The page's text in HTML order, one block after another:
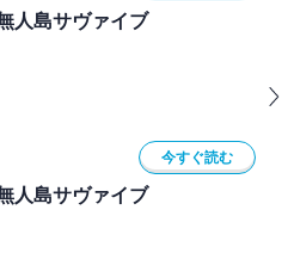
人島サヴァイブ
今すぐ読む
人島サヴァイブ